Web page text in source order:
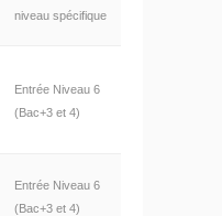
niveau spécifique
Entrée Niveau 6
(Bac+3 et 4)
Entrée Niveau 6
(Bac+3 et 4)